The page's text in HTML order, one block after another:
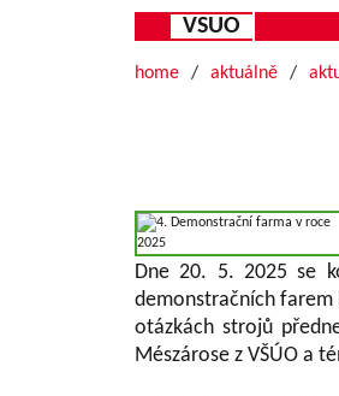
VSUO
home aktuálně
Dne 20. 5. 2025 se
demonstračních farem
otázkách strojů
Mészárose z VŠÚO a